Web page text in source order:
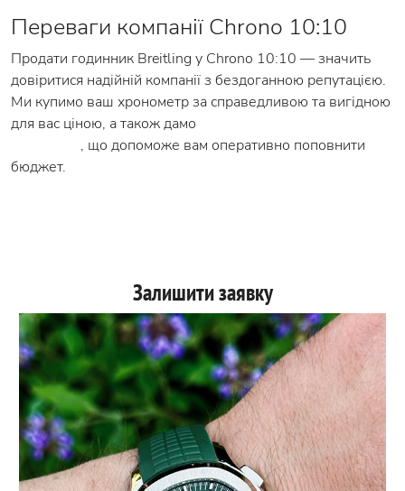
Переваги компанії Chrono 10:10
Продати годинник Breitling у Chrono 10:10 — значить
довіритися надійній компанії з бездоганною репутацією.
Ми купимо ваш хронометр за справедливою та вигідною
для вас ціною, а також дамо
, що допоможе вам оперативно поповнити
бюджет.
Залишити заявку